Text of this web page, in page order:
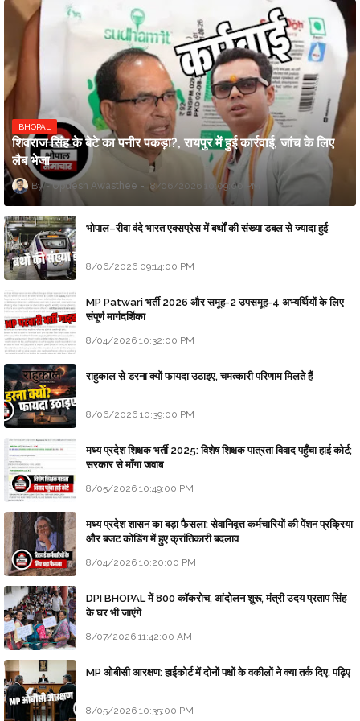
BHOPAL
शिवराज सिंह के बेटे का पनीर पकड़ा?, रायपुर में हुई कार्रवाई, जांच के लिए
लैब भेजा
Updesh Awasthee 8/06/2026 10:09:00 PM
भोपाल–रीवा वंदे भारत एक्सप्रेस में बर्थों की संख्या डबल से ज्यादा हुई
8/06/2026 09:14:00 PM
MP Patwari भर्ती 2026 और समूह-2 उपसमूह-4 अभ्यर्थियों के लिए
संपूर्ण मार्गदर्शिका
8/04/2026 10:32:00 PM
राहुकाल से डरना क्यों फायदा उठाइए, चमत्कारी परिणाम मिलते हैं
8/06/2026 10:39:00 PM
मध्य प्रदेश शिक्षक भर्ती 2025: विशेष शिक्षक पात्रता विवाद पहुँचा हाई कोर्ट;
सरकार से माँगा जवाब
8/05/2026 10:49:00 PM
मध्य प्रदेश शासन का बड़ा फैसला: सेवानिवृत्त कर्मचारियों की पेंशन प्रक्रिया
और बजट कोडिंग में हुए क्रांतिकारी बदलाव
8/04/2026 10:20:00 PM
DPI BHOPAL में 800 कॉकरोच, आंदोलन शुरू, मंत्री उदय प्रताप सिंह
के घर भी जाएंगे
8/07/2026 11:42:00 AM
MP ओबीसी आरक्षण: हाईकोर्ट में दोनों पक्षों के वकीलों ने क्या तर्क दिए, पढ़िए
8/05/2026 10:35:00 PM